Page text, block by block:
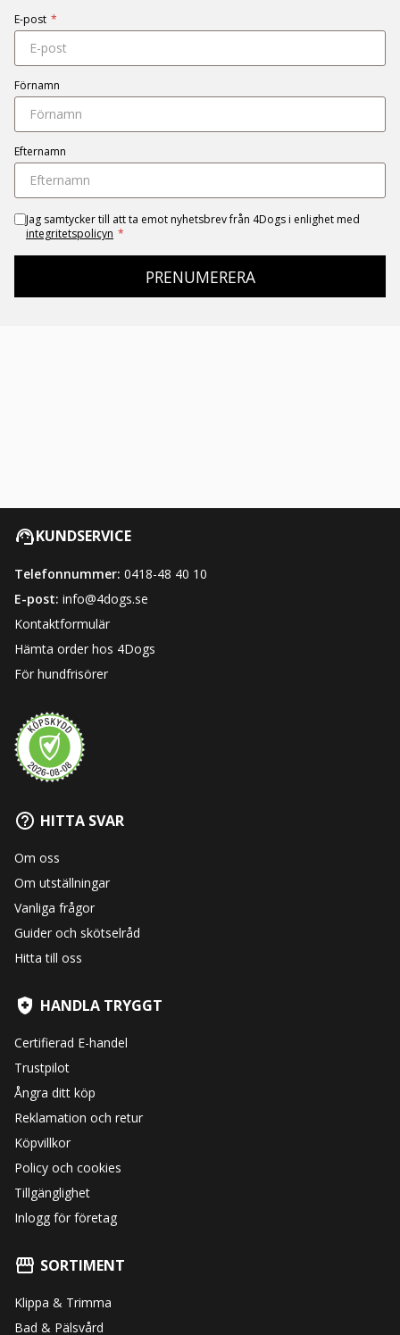
E-post *
Förnamn
Efternamn
Jag samtycker till att ta emot nyhetsbrev från 4Dogs i enlighet med
integritetspolicyn *
PRENUMERERA
KUNDSERVICE
Telefonnummer: 0418-48 40 10
E-post: info@4dogs.se
Kontaktformulär
Hämta order hos 4Dogs
För hundfrisörer
HITTA SVAR
Om oss
Om utställningar
Vanliga frågor
Guider och skötselråd
Hitta till oss
HANDLA TRYGGT
Certifierad E-handel
Trustpilot
Ångra ditt köp
Reklamation och retur
Köpvillkor
Policy och cookies
Tillgänglighet
Inlogg för företag
SORTIMENT
Klippa & Trimma
Bad & Pälsvård